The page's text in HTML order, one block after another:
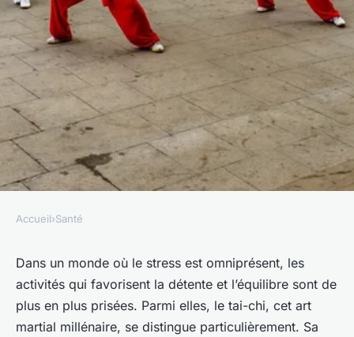
les effets bénéfiques de la
pratique régulière du tai-chi
sur la santé
Accueil›Santé
Dans un monde où le stress est omniprésent, les
activités qui favorisent la détente et l’équilibre sont de
plus en plus prisées. Parmi elles, le tai-chi, cet art
martial millénaire, se distingue particulièrement. Sa